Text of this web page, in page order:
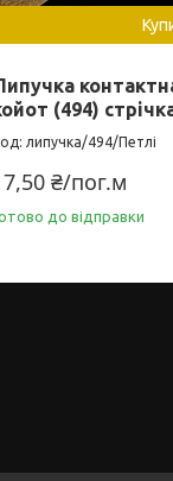
(494)
липучка/494/Петлі
₴/пог.м
до відправки